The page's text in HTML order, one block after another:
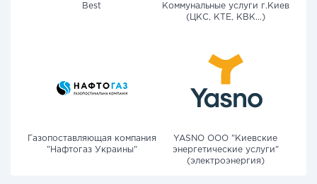
Best
Коммунальные услуги г.Киев
(ЦКС, КТЕ, КВК...)
Газопоставляющая компания
"Нафтогаз Украины"
YASNO OOO "Киевские
энергетические услуги"
(электроэнергия)